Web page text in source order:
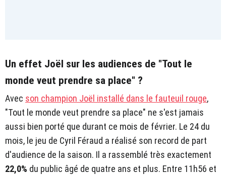
Un effet Joël sur les audiences de "Tout le
monde veut prendre sa place" ?
Avec son champion Joël installé dans le fauteuil rouge,
"Tout le monde veut prendre sa place" ne s'est jamais
aussi bien porté que durant ce mois de février. Le 24 du
mois, le jeu de Cyril Féraud a réalisé son record de part
d'audience de la saison. Il a rassemblé très exactement
22,0% du public âgé de quatre ans et plus. Entre 11h56 et